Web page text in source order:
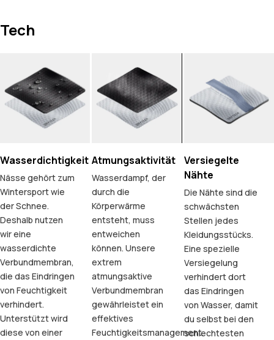
Tech
Wasserdichtigkeit
Nässe gehört zum
Wintersport wie
der Schnee.
Deshalb nutzen
wir eine
wasserdichte
Verbundmembran,
die das Eindringen
von Feuchtigkeit
verhindert.
Unterstützt wird
diese von einer
Atmungsaktivität
Wasserdampf, der
durch die
Körperwärme
entsteht, muss
entweichen
können. Unsere
extrem
atmungsaktive
Verbundmembran
gewährleistet ein
effektives
Feuchtigkeitsmanagement.
Versiegelte
Nähte
Die Nähte sind die
schwächsten
Stellen jedes
Kleidungsstücks.
Eine spezielle
Versiegelung
verhindert dort
das Eindringen
von Wasser, damit
du selbst bei den
schlechtesten